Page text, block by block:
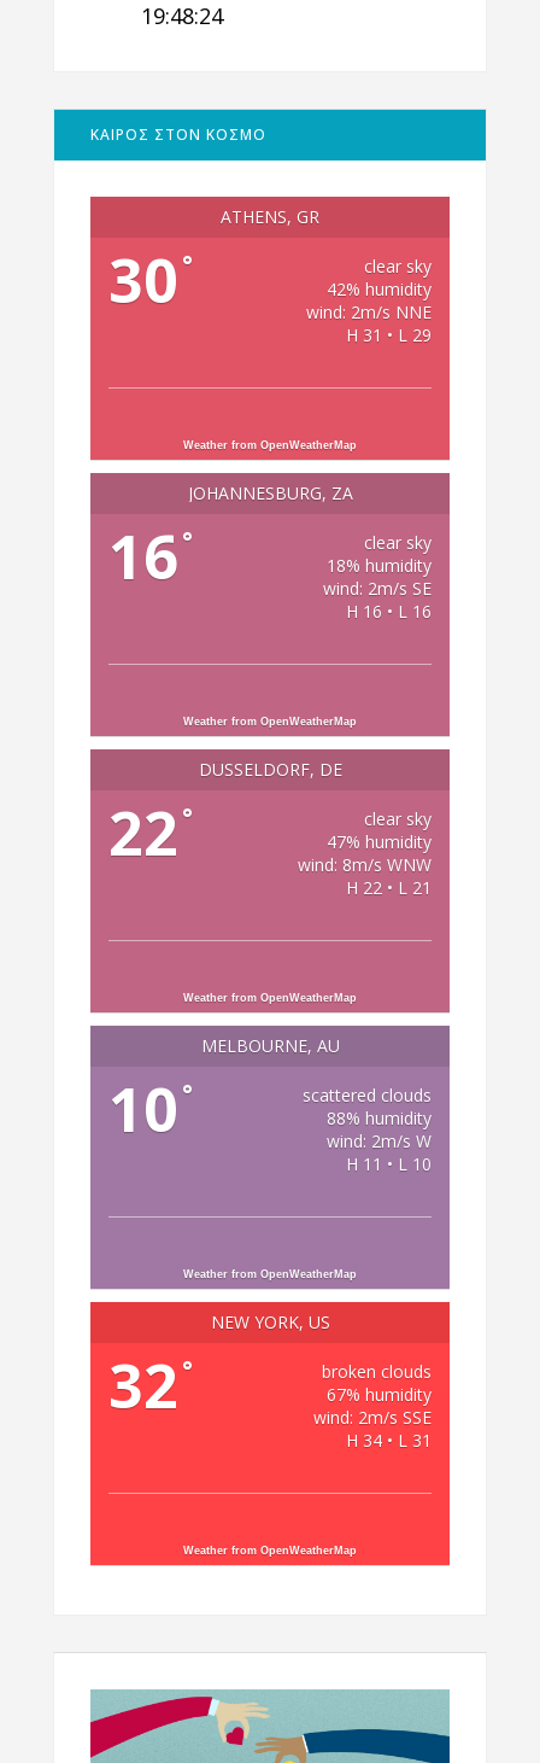
19:48:25
ΚΑΙΡΟΣ ΣΤΟΝ ΚΟΣΜΟ
ATHENS, GR
30 °
clear sky
42% humidity
wind: 2m/s NNE
H 31 • L 29
Weather from OpenWeatherMap
JOHANNESBURG, ZA
16°
clear sky
18% humidity
wind: 2m/s SE
H 16 • L 16
Weather from OpenWeatherMap
DÜSSELDORF, DE
22 °
clear sky
47% humidity
wind: 8m/s WNW
H 22 • L 21
Weather from OpenWeatherMap
MELBOURNE, AU
10 °
scattered clouds
88% humidity
wind: 2m/s W
H 11 • L 10
Weather from OpenWeatherMap
NEW YORK, US
32 °
broken clouds
67% humidity
wind: 2m/s SSE
H 34 • L 31
Weather from OpenWeatherMap